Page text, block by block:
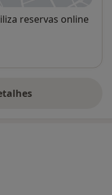
reservas online
o endereço